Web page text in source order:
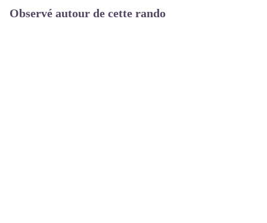
Observé autour de cette rando